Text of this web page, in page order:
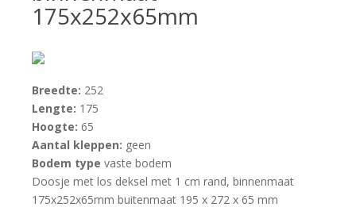
175x252x65mm
Breedte: 252
Lengte: 175
Hoogte: 65
Aantal kleppen: geen
Bodem type vaste bodem
Doosje met los deksel met 1 cm rand, binnenmaat
175x252x65mm buitenmaat 195 x 272 x 65 mm